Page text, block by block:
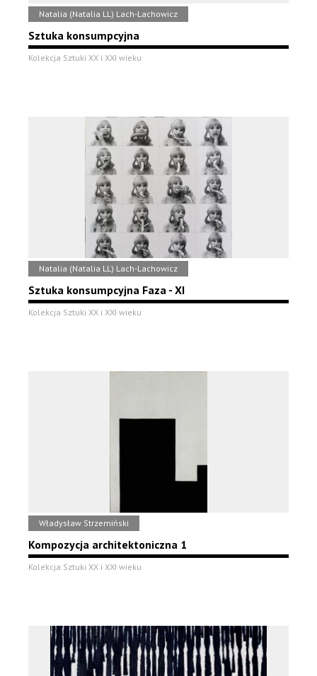
Natalia (Natalia LL) Lach-Lachowicz
Sztuka konsumpcyjna
Kolekcja Sztuki XX i XXI wieku
Natalia (Natalia LL) Lach-Lachowicz
Sztuka konsumpcyjna Faza - XI
Kolekcja Sztuki XX i XXI wieku
Władysław Strzemiński
Kompozycja architektoniczna 1
Kolekcja Sztuki XX i XXI wieku